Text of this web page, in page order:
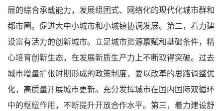
展的综合承载能力，发展组团式、网络化的现代化城市群和
都市圈。促进大中小城市和小城镇协调发展。第二，着力建
设富有活力的创新城市。立足城市资源禀赋和基础条件，精
心培育创新生态，在发展新质生产力上不断取得突破。过去
城市增量扩张时期形成的政策制度，要以改革的思路调整优
化，高质量开展城市更新。充分发挥城市在国内国际双循环
中的枢纽作用，不断提升开放合作水平。第三，着力建设舒